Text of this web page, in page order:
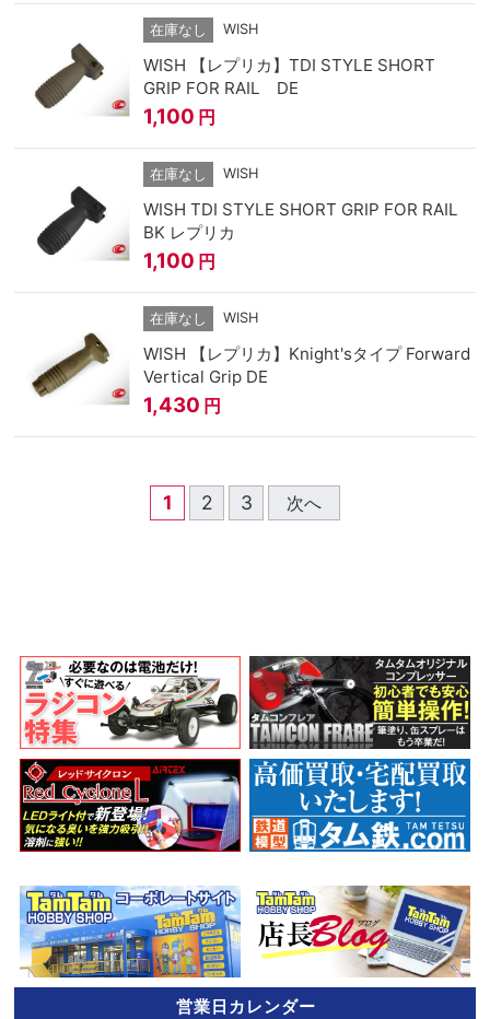
在庫なし WISH
WISH 【レプリカ】TDI STYLE SHORT
GRIP FOR RAIL DE
1,100 円
在庫なし WISH
WISH TDI STYLE SHORT GRIP FOR RAIL
BK レプリカ
1,100 円
在庫なし WISH
WISH 【レプリカ】Knight'sタイプ Forward
Vertical Grip DE
1,430 円
1 2 3 次へ
営業日カレンダー